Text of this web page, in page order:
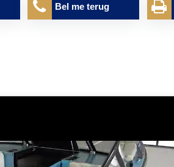
Bel me terug